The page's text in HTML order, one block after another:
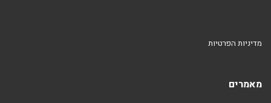
מדיניות הפרטיות
מאמרים